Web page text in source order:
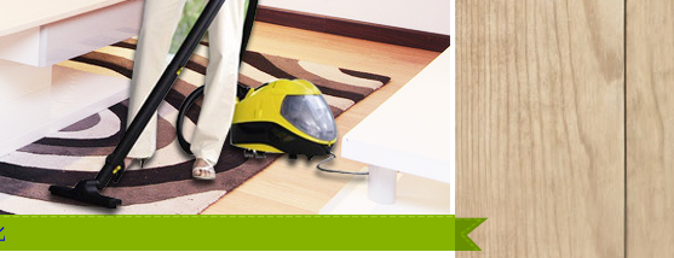
如何高效定制广州品茶喝茶的个性化安排？... 广州高端茶女微信2025：蒲友